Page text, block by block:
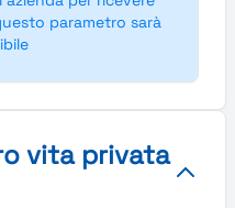
parametro sarà
vita privata